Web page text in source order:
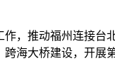
，推动福州连接台
海大桥建设，开展